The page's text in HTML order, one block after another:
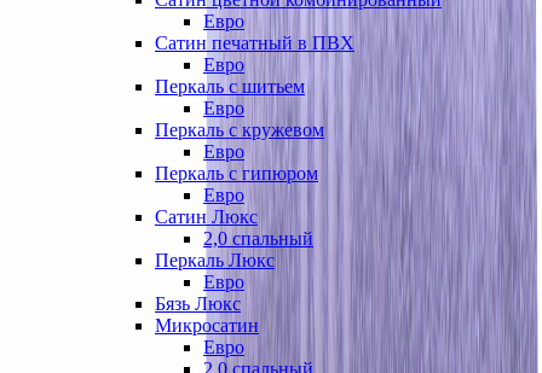
Евро
Сатин печатный в ПВХ
Евро
Перкаль с шитьем
Евро
Перкаль с кружевом
Евро
Перкаль с гипюром
Евро
Сатин Люкс
2,0 спальный
Перкаль Люкс
Евро
Бязь Люкс
Микросатин
Евро